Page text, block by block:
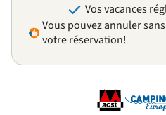
Vos vacances
Vous pouvez annuler
votre réservation!